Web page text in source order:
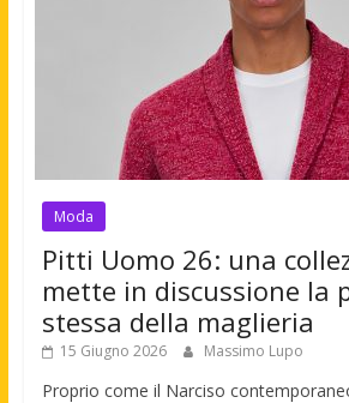
Moda
Pitti Uomo 26: una
mette in discussione la
stessa della maglieria
15 Giugno 2026 Massimo Lupo
Proprio come il Narciso